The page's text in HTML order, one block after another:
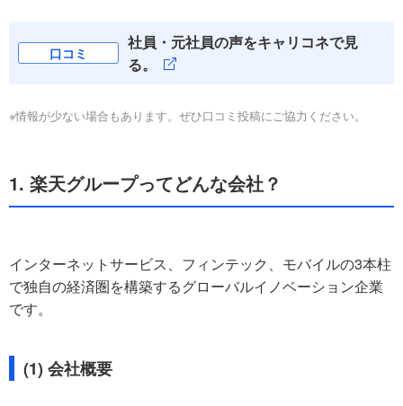
口コミ
社員・元社員の声をキャリコネで見
る。
※情報が少ない場合もあります。ぜひ口コミ投稿にご協力ください。
1. 楽天グループってどんな会社？
インターネットサービス、フィンテック、モバイルの3本柱
で独自の経済圏を構築するグローバルイノベーション企業
です。
(1) 会社概要